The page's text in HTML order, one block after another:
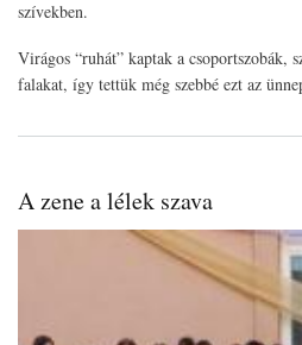
szívekben.
Virágos “ruhát” kaptak a csoportszobák,
falakat, így tettük még szebbé ezt az
A zene a lélek szava